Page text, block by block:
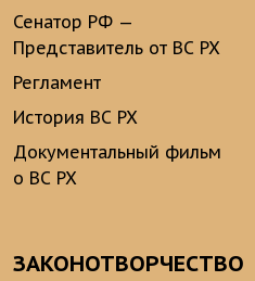
Сенатор РФ —
Представитель от ВС РХ
Регламент
История ВС РХ
Документальный фильм
о ВС РХ
ЗАКОНОТВОРЧЕСТВО